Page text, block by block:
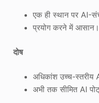
एक ही स्थान पर AI-
प्रयोग करने में आसान।
दोष
अधिकांश उच्च-स्तरीय
अभी तक सीमित AI